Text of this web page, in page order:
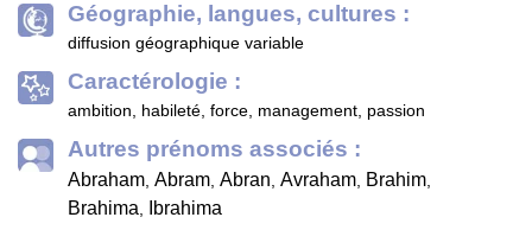
Géographie, langues, cultures :
diffusion géographique variable
Caractérologie :
ambition, habileté, force, management, passion
Autres prénoms associés :
Abraham, Abram, Abran, Avraham, Brahim,
Brahima, Ibrahima